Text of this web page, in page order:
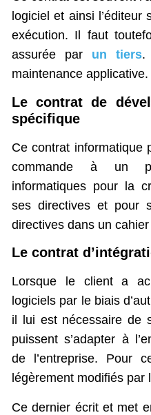
logiciel et ainsi l’éditeur
exécution. Il faut
assurée par un tiers.
maintenance applicative.
Le contrat de
spécifique
Ce contrat informatique
commande à un
informatiques pour la
ses directives et pour
directives dans un
Le contrat
Lorsque le client a
logiciels par le biais
il lui est nécessaire de
puissent s’adapter à
de l’entreprise. Pour
légèrement modifiés par
Ce dernier écrit et met